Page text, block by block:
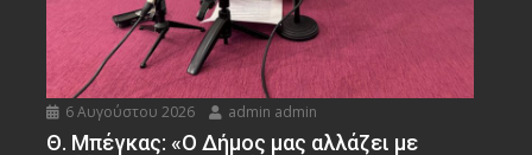
6 Αυγούστου 2026 admin admin
Θ. Μπέγκας: «Ο Δήμος μας αλλάζει με